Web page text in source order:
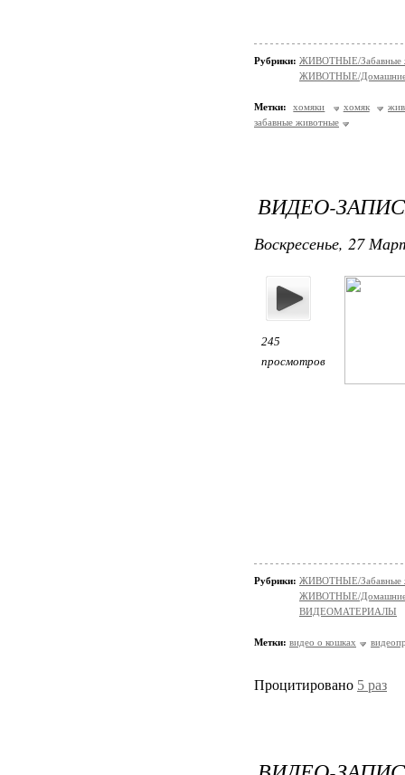
Рубрики: ЖИВОТНЫЕ/Забавные
ЖИВОТНЫЕ/Домашние
Метки: хомяки хомяк
забавные животные
ВИДЕО-
Воскресенье, 27
245
просмотров
Рубрики: ЖИВОТНЫЕ/Забавные
ЖИВОТНЫЕ/Домашние
ВИДЕОМАТЕРИАЛЫ
Метки: видео о кошках
Процитировано 5 раз